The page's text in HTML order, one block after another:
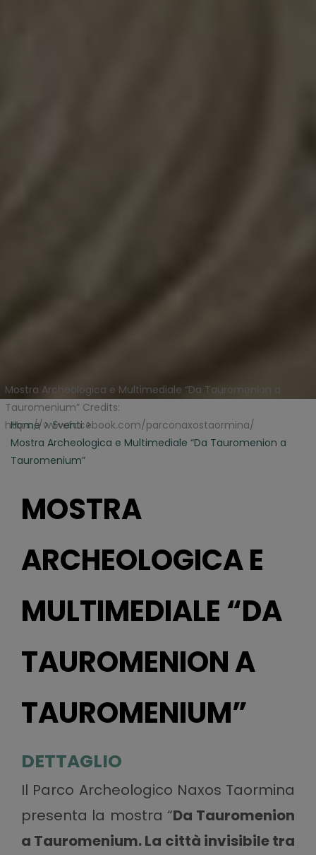
Mostra Archeologica e Multimediale “Da Tauromenion a
Tauromenium” Credits:
https://www.facebook.com/parconaxostaormina/
Home
Eventi
Mostra Archeologica e Multimediale “Da Tauromenion a
Tauromenium”
MOSTRA
ARCHEOLOGICA E
MULTIMEDIALE “DA
TAUROMENION A
TAUROMENIUM”
DETTAGLIO
Il Parco Archeologico Naxos Taormina
presenta la mostra “Da Tauromenion
a Tauromenium. La città invisibile tra